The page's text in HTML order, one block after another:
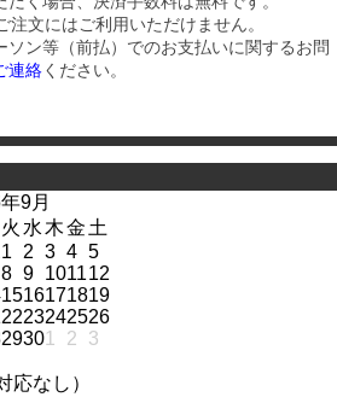
文にはご利用いただけません。
ン等（前払）でのお支払いに関するお問
連絡ください。
9月
火 水 木金 土
1 2 3 4 5
8 9 101112
1516171819
2223242526
29301 2 3
応なし）